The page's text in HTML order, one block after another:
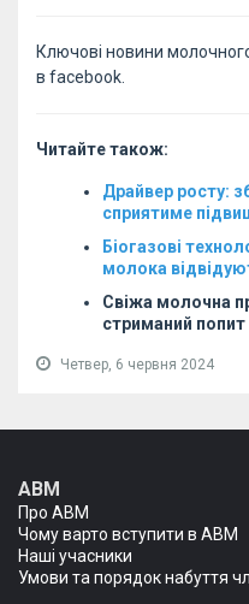
Ключові новини
в facebook.
Читайте також:
Драйвер росту:
сприятиме
Біогазові
молока
Свіжа молочна
стриманий попит
Четвер, 6 червня 2024
АВМ
Про АВМ
Чому варто вступити в АВМ
Наші учасники
Умови та порядок набуття